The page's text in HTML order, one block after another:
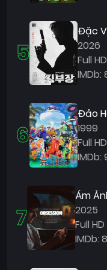
5
Đặc
2026
Full
IMDb:
6
Đảo
1999
Full
IMDb:
7
Ám
2025
Full
IMDb: